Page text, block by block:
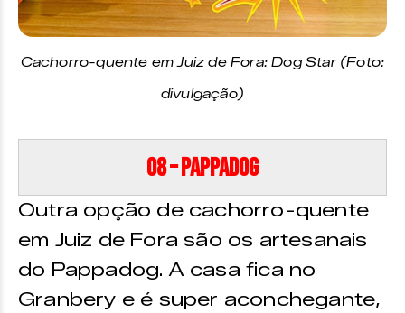
Cachorro-quente em Juiz de Fora: Dog Star (Foto:
divulgação)
08 – Pappadog
Outra opção de cachorro-quente
em Juiz de Fora são os artesanais
do Pappadog. A casa fica no
Granbery e é super aconchegante,